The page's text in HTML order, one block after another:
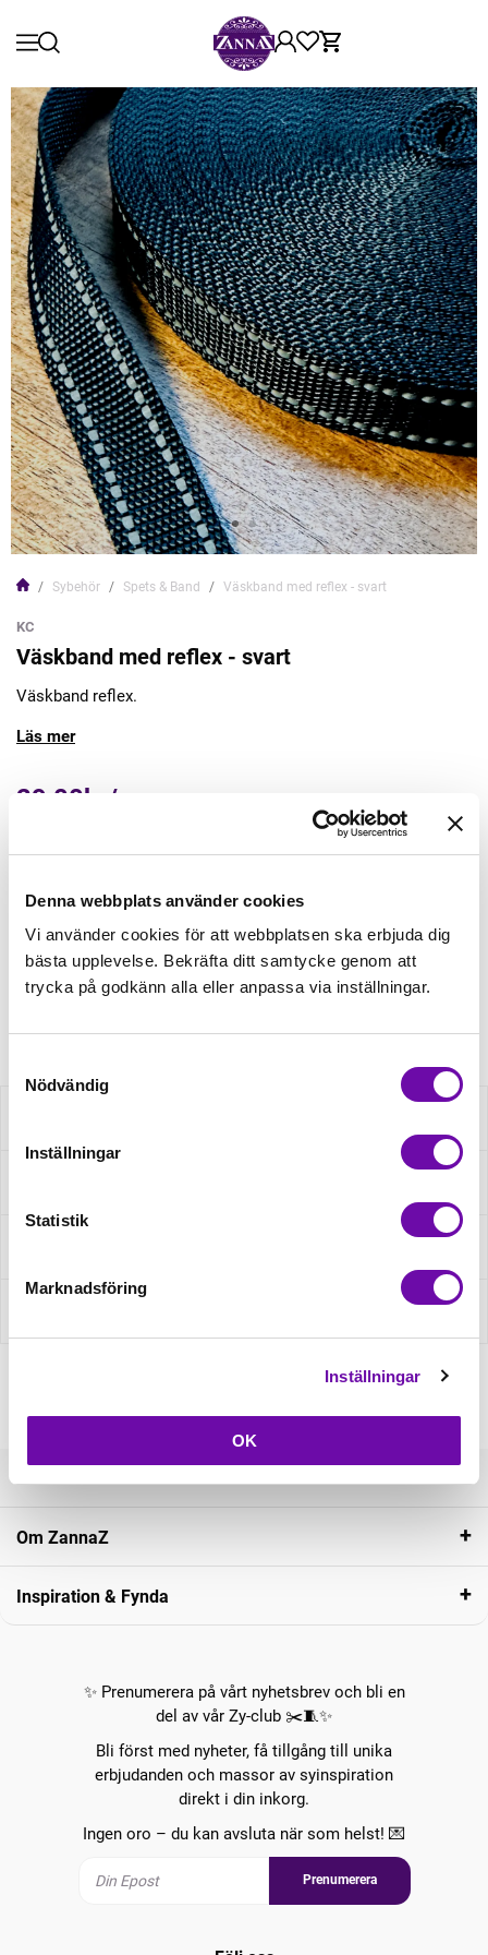
Denna webbplats använder cookies
Vi använder cookies för att webbplatsen ska erbjuda dig
bästa upplevelse. Bekräfta ditt samtycke genom att
trycka på godkänn alla eller anpassa via inställningar.
Nödvändig
Inställningar
Statistik
Marknadsföring
Inställningar
OK
Sybehör Spets & Band Väskband med reflex - svart
KC
Väskband med reflex - svart
Väskband reflex.
Läs mer
29,00kr/m
Lägg till varukorgen
Finns i lager
Minsta beställning: 1 m
Kundservice
Om ZannaZ
Inspiration & Fynda
✨ Prenumerera på vårt nyhetsbrev och bli en
del av vår Zy-club ✂️🧵✨
Bli först med nyheter, få tillgång till unika
erbjudanden och massor av syinspiration
direkt i din inkorg.
Ingen oro – du kan avsluta när som helst! 💌
Prenumerera